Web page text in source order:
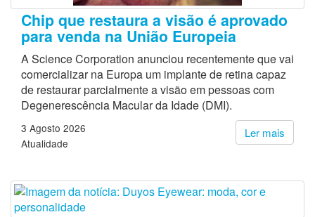
Chip que restaura a visão é aprovado
para venda na União Europeia
A Science Corporation anunciou recentemente que vai
comercializar na Europa um implante de retina capaz
de restaurar parcialmente a visão em pessoas com
Degenerescência Macular da Idade (DMI).
Ler mais
3 Agosto 2026
Atualidade